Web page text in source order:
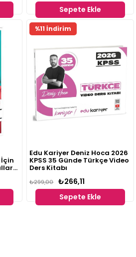
Sepete Ekle
İçin
Edu Kariyer Deniz Hoca 2026
KPSS 35 Günde Türkçe Video
Ders Kitabı
₺266,11
₺299,00
Sepete Ekle
%11 İndirim